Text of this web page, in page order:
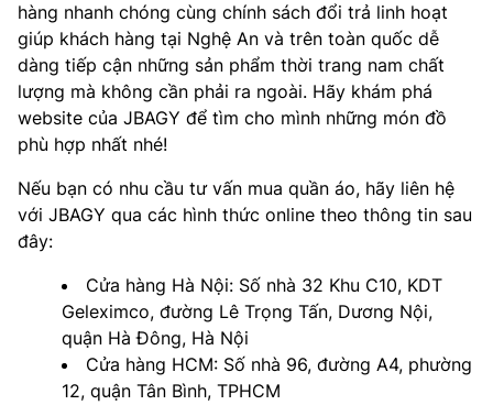
hàng nhanh chóng cùng chính sách đổi trả linh hoạt
giúp khách hàng tại Nghệ An và trên toàn quốc dễ
dàng tiếp cận những sản phẩm thời trang nam chất
lượng mà không cần phải ra ngoài. Hãy khám phá
website của JBAGY để tìm cho mình những món đồ
phù hợp nhất nhé!
Nếu bạn có nhu cầu tư vấn mua quần áo, hãy liên hệ
với JBAGY qua các hình thức online theo thông tin sau
đây:
Cửa hàng Hà Nội: Số nhà 32 Khu C10, KDT
Geleximco, đường Lê Trọng Tấn, Dương Nội,
quận Hà Đông, Hà Nội
Cửa hàng HCM: Số nhà 96, đường A4, phường
12, quận Tân Bình, TPHCM